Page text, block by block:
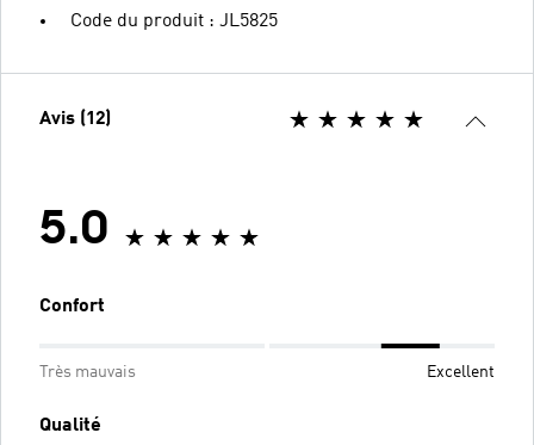
Code du produit : JL5825
Avis (12)
5.0
Confort
Très mauvais Excellent
Qualité